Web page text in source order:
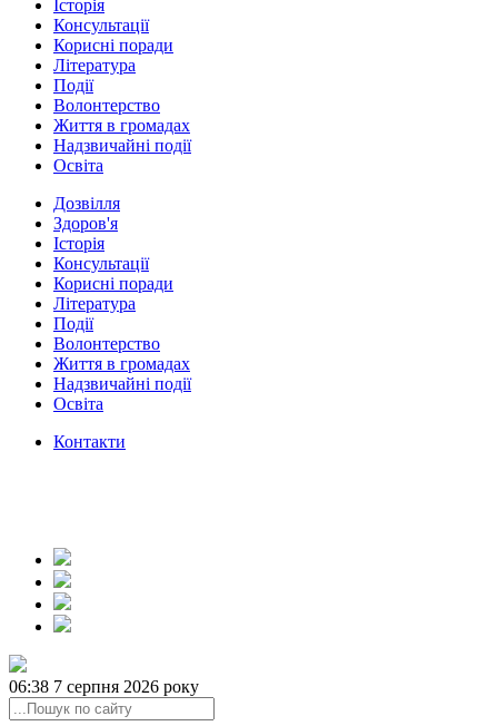
Історія
Консультації
Корисні поради
Література
Події
Волонтерство
Життя в громадах
Надзвичайні події
Освіта
Дозвілля
Здоров'я
Історія
Консультації
Корисні поради
Література
Події
Волонтерство
Життя в громадах
Надзвичайні події
Освіта
Контакти
06:38 7 серпня 2026 року